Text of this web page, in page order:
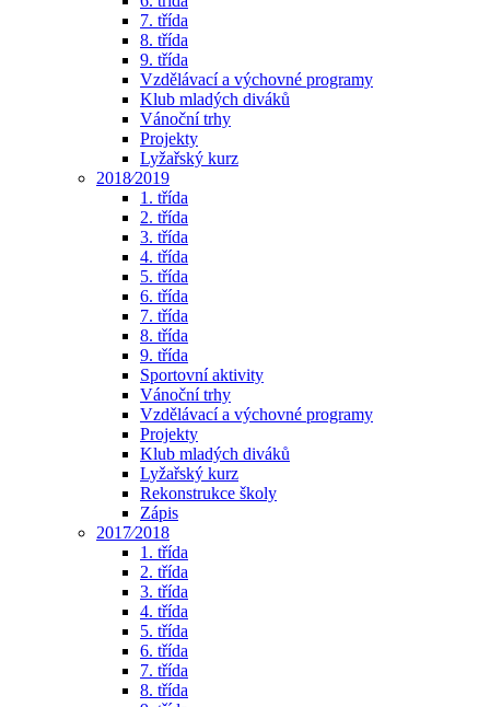
7. třída
8. třída
9. třída
Vzdělávací a výchovné programy
Klub mladých diváků
Vánoční trhy
Projekty
Lyžařský kurz
2018⁄2019
1. třída
2. třída
3. třída
4. třída
5. třída
6. třída
7. třída
8. třída
9. třída
Sportovní aktivity
Vánoční trhy
Vzdělávací a výchovné programy
Projekty
Klub mladých diváků
Lyžařský kurz
Rekonstrukce školy
Zápis
2017⁄2018
1. třída
2. třída
3. třída
4. třída
5. třída
6. třída
7. třída
8. třída